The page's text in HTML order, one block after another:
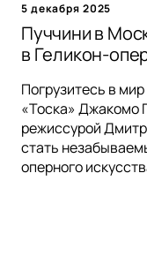
5 декабря 2025
Пуччини в
в Геликон-
Погрузитесь в
«Тоска» Джакомо
режиссурой
стать
оперного